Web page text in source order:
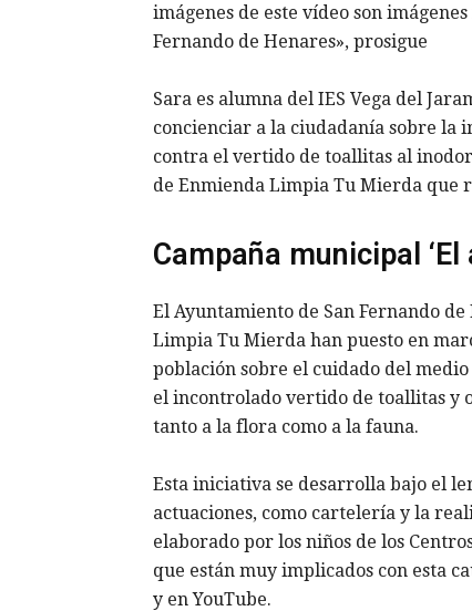
imágenes de este vídeo son
Fernando de Henares», prosigue
Sara es alumna del IES Vega del
concienciar a la ciudadanía sobre la
contra el vertido de toallitas al
de Enmienda Limpia Tu Mierda que
Campaña municipal ‘El
El Ayuntamiento de San Fernando
Limpia Tu Mierda han puesto en
población sobre el cuidado del
el incontrolado vertido de toallitas y
tanto a la flora como a la fauna.
Esta iniciativa se desarrolla bajo el
actuaciones, como cartelería y la
elaborado por los niños de los
que están muy implicados con esta
y en YouTube.